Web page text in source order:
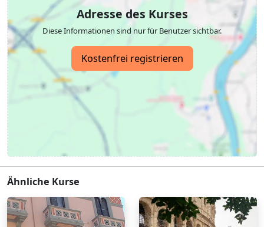
Adresse des Kurses
Diese Informationen sind nur für Benutzer sichtbar.
Kostenfrei registrieren
Ähnliche Kurse